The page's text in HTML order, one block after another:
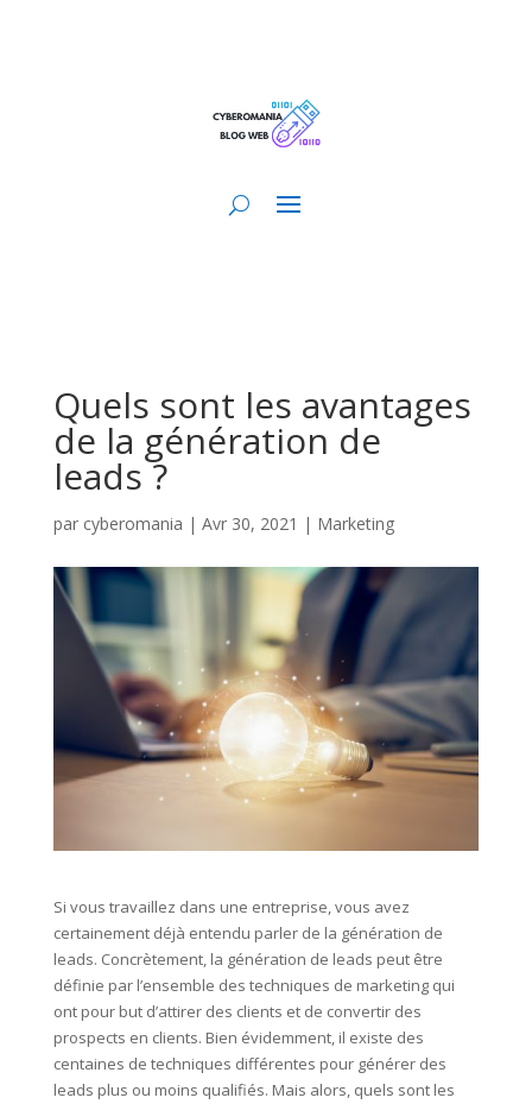
Quels sont les avantages
de la génération de
leads ?
par cyberomania | Avr 30, 2021 | Marketing
Si vous travaillez dans une entreprise, vous avez
certainement déjà entendu parler de la génération de
leads. Concrètement, la génération de leads peut être
définie par l’ensemble des techniques de marketing qui
ont pour but d’attirer des clients et de convertir des
prospects en clients. Bien évidemment, il existe des
centaines de techniques différentes pour générer des
leads plus ou moins qualifiés. Mais alors, quels sont les